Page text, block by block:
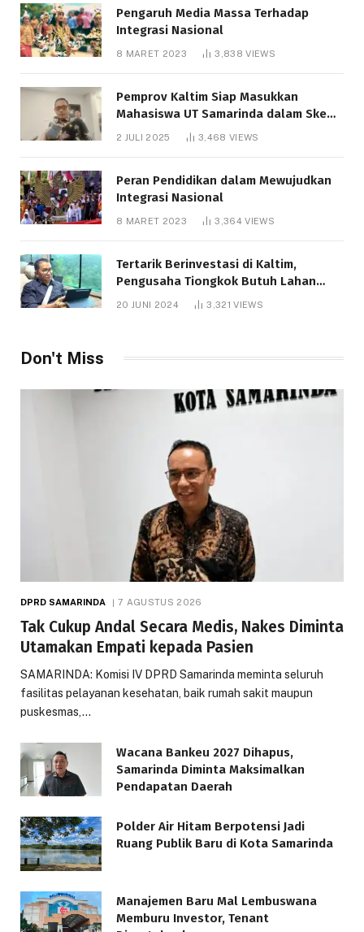
Pengaruh Media Massa Terhadap
Integrasi Nasional
8 MARET 2023 3,838VIEWS
Pemprov Kaltim Siap Masukkan
Mahasiswa UT Samarinda dalam Skema
Bantuan Pendidikan Gratispol
2 JULI 2025 3,468 VIEWS
Peran Pendidikan dalam Mewujudkan
Integrasi Nasional
8 MARET 2023 3,364VIEWS
Tertarik Berinvestasi di Kaltim,
Pengusaha Tiongkok Butuh Lahan
1.000 Hektare
20 JUNI 2024 3,321VIEWS
Don't Miss
DPRD SAMARINDA 7 AGUSTUS 2026
Tak Cukup Andal Secara Medis, Nakes Diminta
Utamakan Empati kepada Pasien
SAMARINDA: Komisi IV DPRD Samarinda meminta seluruh
fasilitas pelayanan kesehatan, baik rumah sakit maupun
puskesmas,…
Wacana Bankeu 2027 Dihapus,
Samarinda Diminta Maksimalkan
Pendapatan Daerah
Polder Air Hitam Berpotensi Jadi
Ruang Publik Baru di Kota Samarinda
Manajemen Baru Mal Lembuswana
Memburu Investor, Tenant